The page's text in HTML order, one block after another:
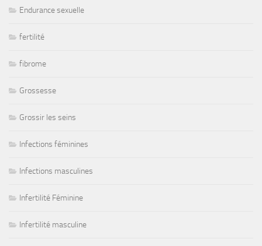
Endurance sexuelle
fertilité
fibrome
Grossesse
Grossir les seins
Infections féminines
Infections masculines
Infertilité Féminine
Infertilité masculine